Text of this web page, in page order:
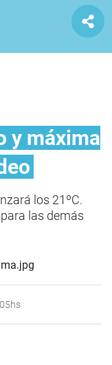
y máxima
los 21ºC.
las demás